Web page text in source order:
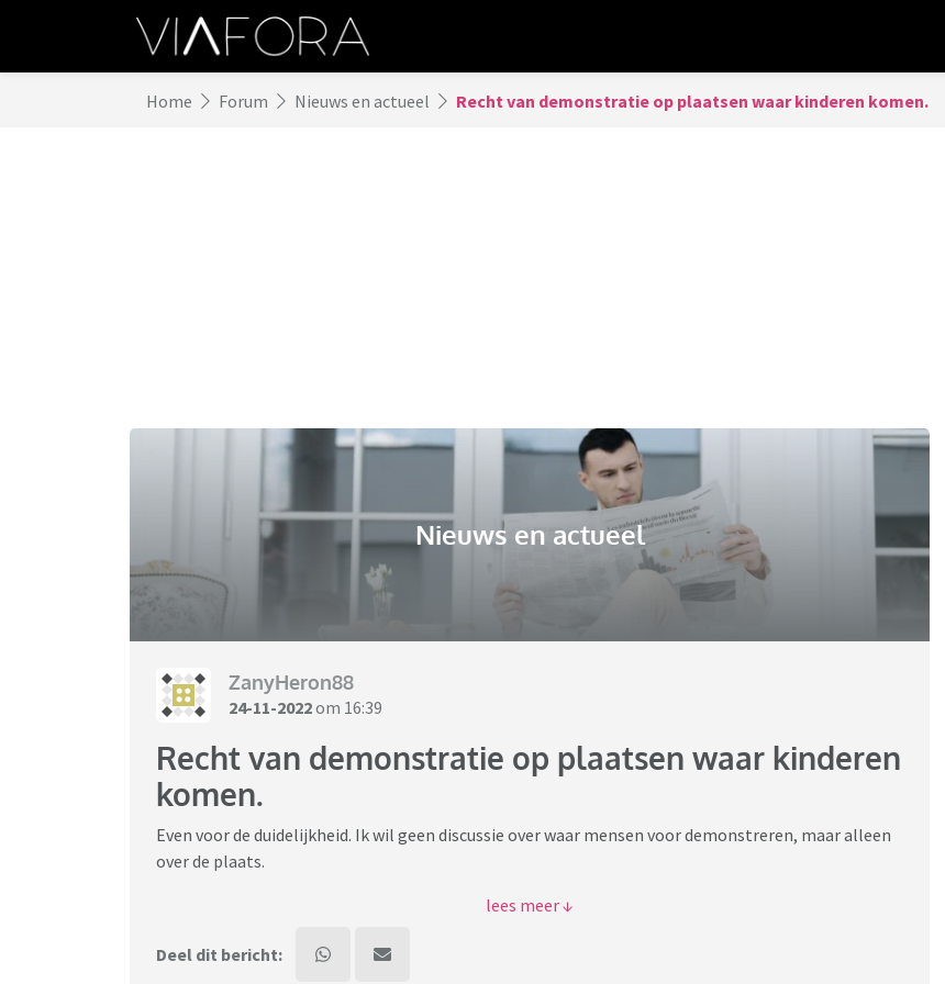
Home Forum Nieuws en actueel Recht van demonstratie op plaatsen waar kinderen komen.
Nieuws en actueel
ZanyHeron88
24-11-2022om 16:39
Recht van demonstratie op plaatsen waar kinderen
komen.
Even voor de duidelijkheid. Ik wil geen discussie over waar mensen voor demonstreren, maar alleen
over de plaats.
Ik merk dat ik met pijn in mijn buik de artikelen lees over wat er in Staphorst is gebeurd. Hier
Deel dit bericht: